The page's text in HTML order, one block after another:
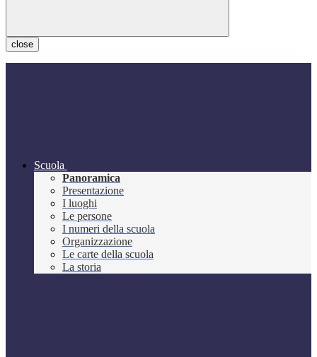
close
Scuola
Panoramica
Presentazione
I luoghi
Le persone
I numeri della scuola
Organizzazione
Le carte della scuola
La storia